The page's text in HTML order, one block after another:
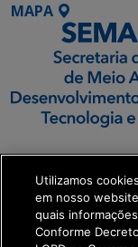
MAPA
SETDIG |
Executiva de
Transformação
get_footer();
Utilizamos
em nosso
quais
Conforme